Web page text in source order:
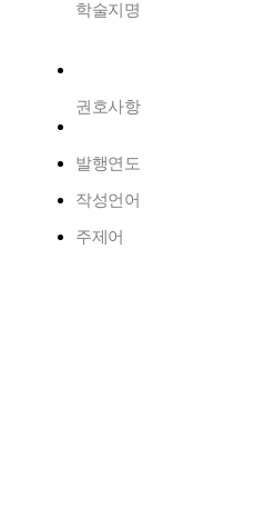
학술지명
권호사항
발행연도
작성언어
주제어